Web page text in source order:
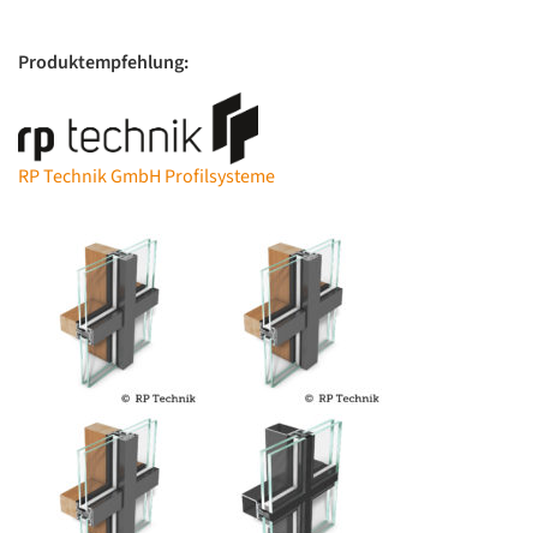
Produktempfehlung:
RP Technik GmbH Profilsysteme